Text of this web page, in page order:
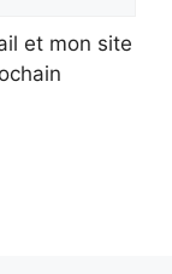
et mon site